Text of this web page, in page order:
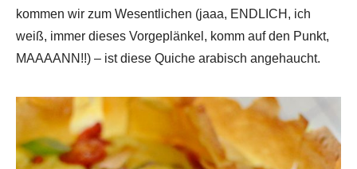
kommen wir zum Wesentlichen (jaaa, ENDLICH, ich
weiß, immer dieses Vorgeplänkel, komm auf den Punkt,
MAAAANN!!) – ist diese Quiche arabisch angehaucht.